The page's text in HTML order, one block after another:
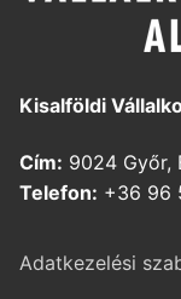
Kisalföldi
Cím: 9024 Győr,
Telefon: +36 96
Adatkezelési